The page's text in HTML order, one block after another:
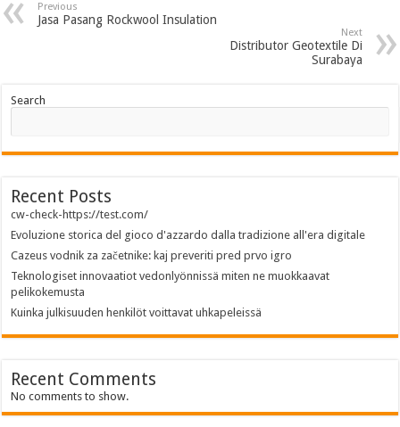
Previous
Jasa Pasang Rockwool Insulation
Next
Distributor Geotextile Di
Surabaya
Search
Recent Posts
cw-check-https://test.com/
Evoluzione storica del gioco d'azzardo dalla tradizione all'era digitale
Cazeus vodnik za začetnike: kaj preveriti pred prvo igro
Teknologiset innovaatiot vedonlyönnissä miten ne muokkaavat
pelikokemusta
Kuinka julkisuuden henkilöt voittavat uhkapeleissä
Recent Comments
No comments to show.